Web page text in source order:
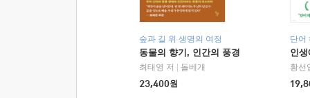
숲과 길 위 생명의 여정
동물의 향기, 인간의 풍경
최태영 저
돌베개
23,400원
단어
인
황선